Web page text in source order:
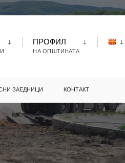
ПРОФИЛ
НА ОПШТИНАТА
ЗАЕДНИЦИ КОНТАКТ